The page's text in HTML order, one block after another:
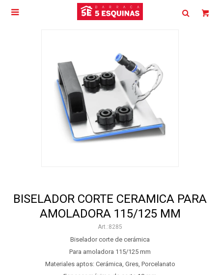

BISELADOR CORTE CERAMICA PARA
AMOLADORA 115/125 MM
8285
Biselador corte de cerámica
Para amoladora 115/125 mm
Materiales aptos: Cerámica, Gres, Porcelanato